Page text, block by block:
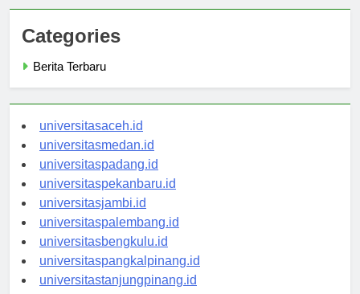
Categories
universitasaceh.id
universitasmedan.id
universitaspadang.id
universitaspekanbaru.id
universitasjambi.id
universitaspalembang.id
universitasbengkulu.id
universitaspangkalpinang.id